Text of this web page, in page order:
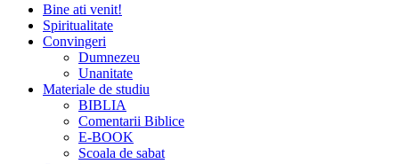
Bine ati venit!
Spiritualitate
Convingeri
Dumnezeu
Unanitate
Materiale de studiu
BIBLIA
Comentarii Biblice
E-BOOK
Scoala de sabat